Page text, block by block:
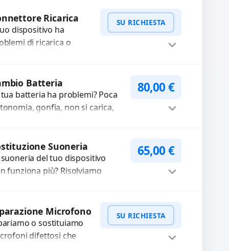
Ricarica
dispositivo ha
di ricarica o
di ricarica
rotti, allentati,
SU RICHIESTA
Preventivo
Batteria
tua batteria ha problemi? Poca
gonfia, non si carica,
80,00€
Suoneria
suoneria del tuo dispositivo
funziona più? Risolviamo
65,00€
Microfono
o sostituiamo
difettosi che
SU RICHIESTA